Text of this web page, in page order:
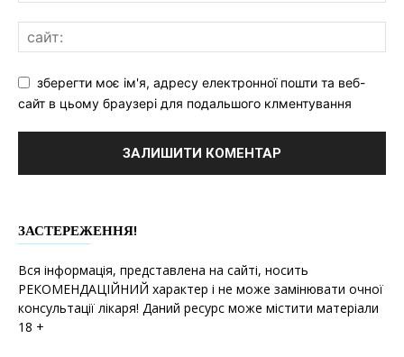
зберегти моє ім'я, адресу електронної пошти та веб-
сайт в цьому браузері для подальшого клментування
ЗАСТЕРЕЖЕННЯ!
Вся інформація, представлена на сайті, носить
РЕКОМЕНДАЦІЙНИЙ характер і не може замінювати очної
консультації лікаря! Даний ресурс може містити матеріали
18 +